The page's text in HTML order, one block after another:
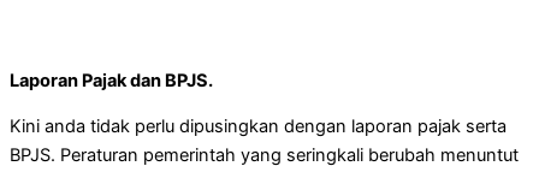
Laporan Pajak dan BPJS.
Kini anda tidak perlu dipusingkan dengan laporan pajak serta
BPJS. Peraturan pemerintah yang seringkali berubah menuntut